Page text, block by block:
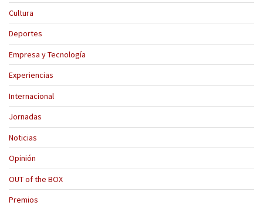
Cultura
Deportes
Empresa y Tecnología
Experiencias
Internacional
Jornadas
Noticias
Opinión
OUT of the BOX
Premios